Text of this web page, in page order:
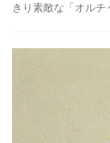
きり素敵な「オル